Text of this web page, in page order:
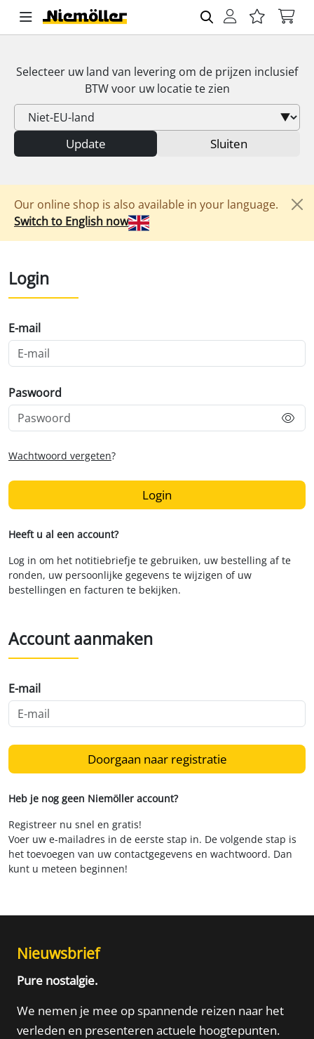
Selecteer uw land van levering om de prijzen inclusief
BTWvoor uw locatie te zien
Update Sluiten
Our online shop is also available in your language.
Switch to English now
Login
E-mail
Paswoord
Wachtwoord vergeten?
Login
Heeft u al een account?
Log in om het notitiebriefje te gebruiken, uw bestelling af te
ronden, uw persoonlijke gegevens te wijzigen of uw
bestellingen en facturen te bekijken.
Account aanmaken
E-mail
Doorgaan naar registratie
Heb je nog geen Niemöller account?
Registreer nu snel en gratis!
Voer uw e-mailadres in de eerste stap in. De volgende stap is
het toevoegen van uw contactgegevens en wachtwoord. Dan
kunt u meteen beginnen!
Nieuwsbrief
Pure nostalgie.
We nemen je mee op spannende reizen naar het
verleden en presenteren actuele hoogtepunten.